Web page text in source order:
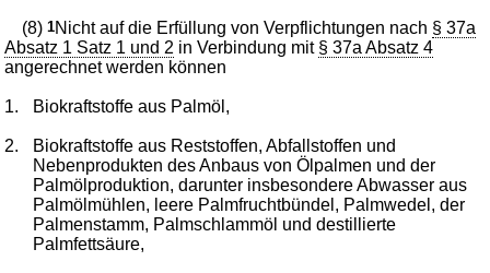
(8)1Nicht auf die Erfüllung von Verpflichtungen nach § 37a
Absatz 1 Satz 1 und 2 in Verbindung mit § 37a Absatz 4
angerechnet werden können
1. Biokraftstoffe aus Palmöl,
2.
Biokraftstoffe aus Reststoffen, Abfallstoffen und
Nebenprodukten des Anbaus von Ölpalmen und der
Palmölproduktion, darunter insbesondere Abwasser aus
Palmölmühlen, leere Palmfruchtbündel, Palmwedel, der
Palmenstamm, Palmschlammöl und destillierte
Palmfettsäure,